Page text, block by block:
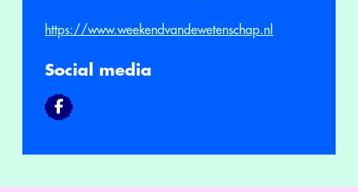
https://www.weekendvandewetenschap.nl
Social media